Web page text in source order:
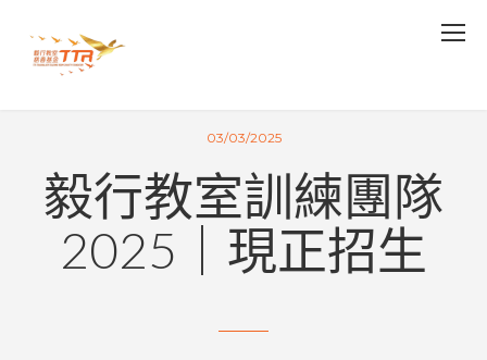
03/03/2025
毅行教室訓練團隊
2025｜現正招生